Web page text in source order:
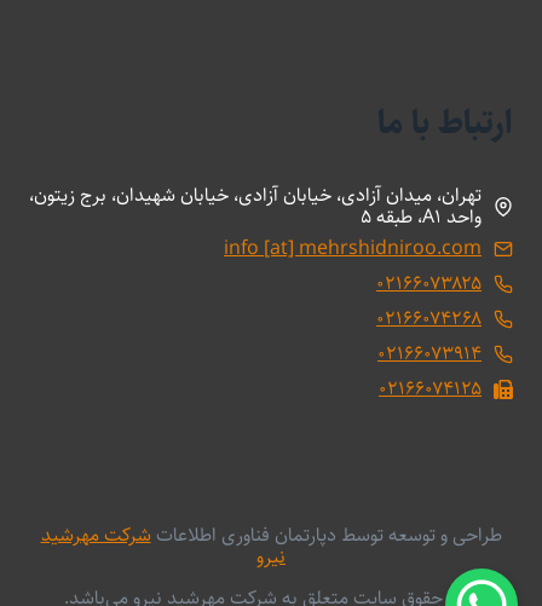
ارتباط با ما
تهران، میدان آزادی، خیابان آزادی، خیابان شهیدان، برج زیتون،
واحد A1، طبقه 5
info [at] mehrshidniroo.com
۰۲۱۶۶۰۷۳۸۲۵
۰۲۱۶۶۰۷۴۲۶۸
۰۲۱۶۶۰۷۳۹۱۴
۰۲۱۶۶۰۷۴۱۲۵
طراحی و توسعه توسط دپارتمان فناوری اطلاعاتشرکت مهرشید
نیرو
کلیه حقوق سایت متعلق به شرکت مهرشید نیرو می‌باشد.